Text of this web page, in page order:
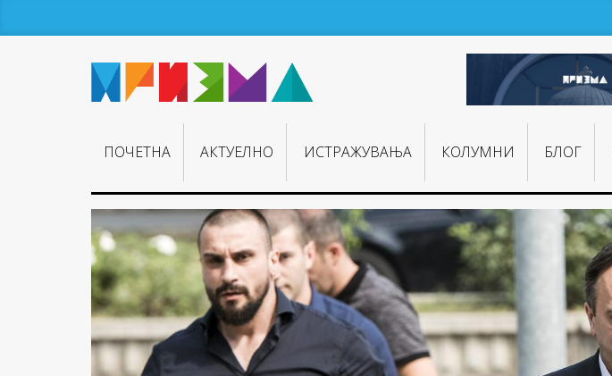
ПОЧЕТНА АКТУЕЛНО ИСТРАЖУВАЊA КОЛУМНИ БЛОГ